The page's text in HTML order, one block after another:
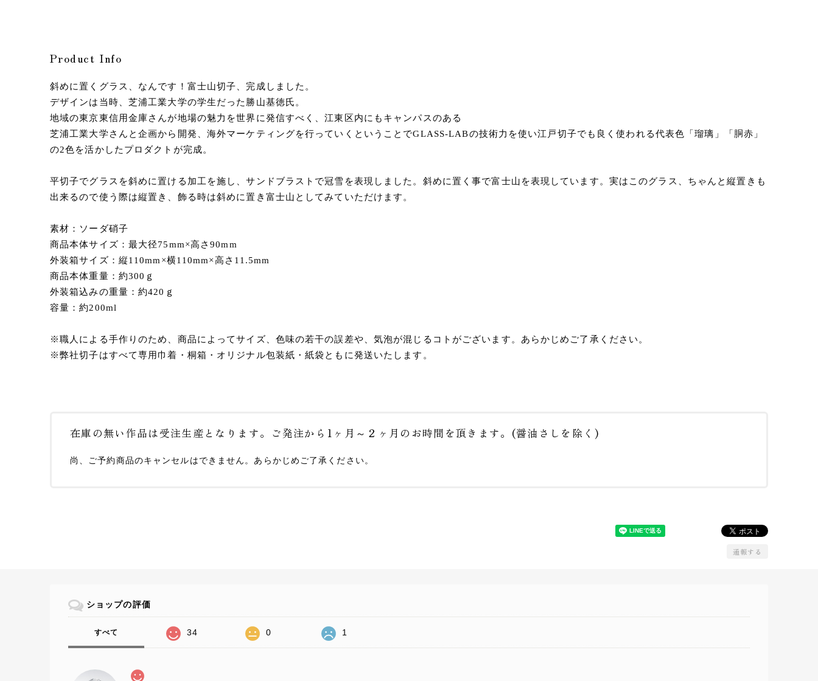
Product Info
斜めに置くグラス、なんです！富士山切子、完成しました。
デザインは当時、芝浦工業大学の学生だった勝山基徳氏。
地域の東京東信用金庫さんが地場の魅力を世界に発信すべく、江東区内にもキャンパスのある
芝浦工業大学さんと企画から開発、海外マーケティングを行っていくということでGLASS-LABの技術力を使い江戸切子でも良く使われる代表色「瑠璃」「胴赤」
の2色を活かしたプロダクトが完成。
平切子でグラスを斜めに置ける加工を施し、サンドブラストで冠雪を表現しました。斜めに置く事で富士山を表現しています。実はこのグラス、ちゃんと縦置きも
出来るので使う際は縦置き、飾る時は斜めに置き富士山としてみていただけます。
素材：ソーダ硝子
商品本体サイズ：最大径75mm×高さ90mm
外装箱サイズ：縦110mm×横110mm×高さ11.5mm
商品本体重量：約300ｇ
外装箱込みの重量：約420ｇ
容量：約200ml
※職人による手作りのため、商品によってサイズ、色味の若干の誤差や、気泡が混じるコトがございます。あらかじめご了承ください。
※弊社切子はすべて専用巾着・桐箱・オリジナル包装紙・紙袋ともに発送いたします。
在庫の無い作品は受注生産となります。ご発注から1ヶ月～２ヶ月のお時間を頂きます。(醤油さしを除く)
尚、ご予約商品のキャンセルはできません。あらかじめご了承ください。
通報する
ショップの評価
すべて 34 0 1